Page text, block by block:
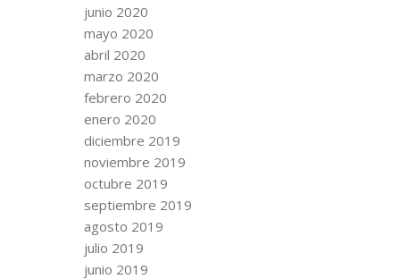
junio 2020
mayo 2020
abril 2020
marzo 2020
febrero 2020
enero 2020
diciembre 2019
noviembre 2019
octubre 2019
septiembre 2019
agosto 2019
julio 2019
junio 2019